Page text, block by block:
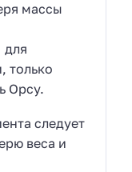
массы
для
только
Орсу.
следует
веса и